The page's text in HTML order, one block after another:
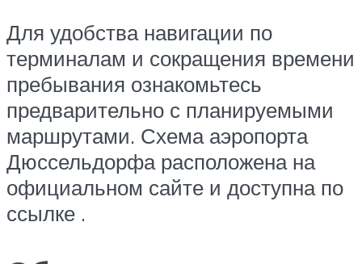
Для удобства навигации по
терминалам и сокращения времени
пребывания ознакомьтесь
предварительно с планируемыми
маршрутами. Схема аэропорта
Дюссельдорфа расположена на
официальном сайте и доступна по
ссылке .